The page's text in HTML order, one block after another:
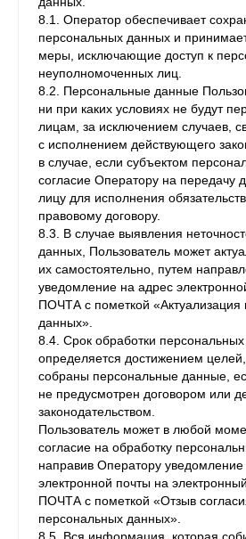
8.1. Оператор обеспечивает
персональных данных и
меры, исключающие доступ к
неуполномоченных лиц.
8.2. Персональные данные
ни при каких условиях не будут
лицам, за исключением случаев,
с исполнением действующего
в случае, если субъектом
согласие Оператору на передачу
лицу для исполнения
правовому договору.
8.3. В случае выявления
данных, Пользователь может
их самостоятельно, путем
уведомление на адрес
ПОЧТА с пометкой «Актуализация
данных».
8.4. Срок обработки
определяется достижением
собраны персональные данные,
не предусмотрен договором или
законодательством.
Пользователь может в любой
согласие на обработку
направив Оператору уведомление
электронной почты на
ПОЧТА с пометкой «Отзыв
персональных данных».